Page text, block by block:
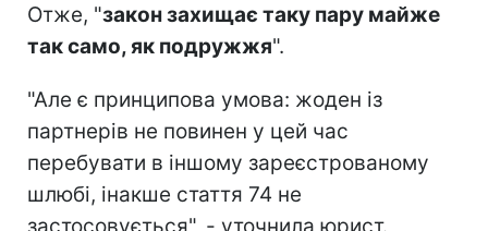
Отже, "закон захищає таку пару майже
так само, як подружжя".
"Але є принципова умова: жоден із
партнерів не повинен у цей час
перебувати в іншому зареєстрованому
шлюбі, інакше стаття 74 не
застосовується", - уточнила юрист.